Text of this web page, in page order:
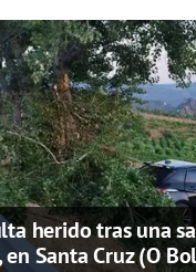
herido tras una
Santa Cruz (O